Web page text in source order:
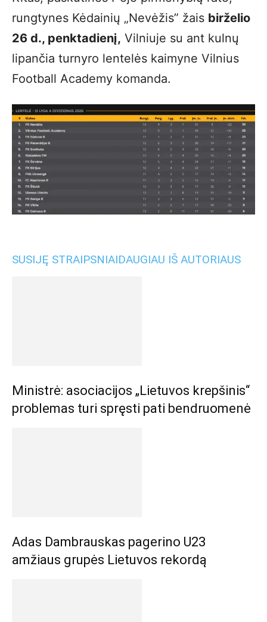
rungtynes Kėdainių „Nevėžis” žais birželio
26 d., penktadienį, Vilniuje su ant kulnų
lipančia turnyro lentelės kaimyne Vilnius
Football Academy komanda.
SUSIJĘ STRAIPSNIAIDAUGIAU IŠ AUTORIAUS
Ministrė: asociacijos „Lietuvos krepšinis“
problemas turi spręsti pati bendruomenė
Adas Dambrauskas pagerino U23
amžiaus grupės Lietuvos rekordą